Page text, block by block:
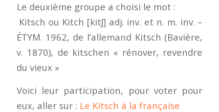
Le deuxième groupe a choisi le mot :
Kitsch ou Kitch [kitʃ] adj. inv. et n. m. inv. –
ÉTYM. 1962, de l’allemand Kitsch (Bavière,
v. 1870), de kitschen « rénover, revendre
du vieux »
Voici leur participation, pour voter pour
eux, aller sur : Le Kitsch à la française